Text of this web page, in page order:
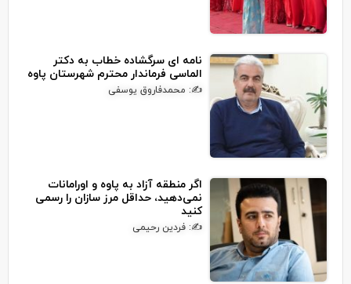
نامه ای سرگشاده خطاب به دکتر
الماسی فرماندار محترم شهرستان پاوه
✍: محمدفاروق یوسفی
اگر منطقه آزاد به پاوه و اورامانات
نمی‌دهید، حداقل مرز سازان را رسمی
کنید
✍: فردین رحیمی